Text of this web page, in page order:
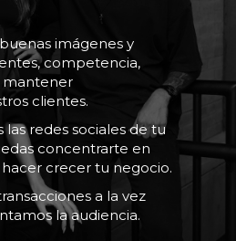
imágenes y
competencia,
mantener
clientes.
las redes sociales de tu
concentrarte en
crecer tu negocio.
a la vez
la audiencia.